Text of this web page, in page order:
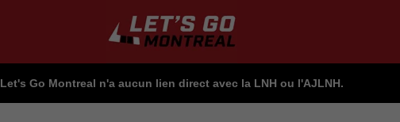
Let's Go Montreal n'a aucun lien direct avec la LNH ou l'AJLNH.